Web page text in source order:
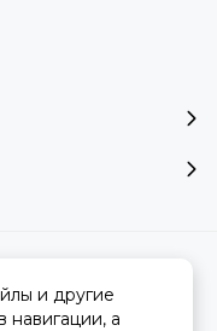
InSales
и другие
навигации, а